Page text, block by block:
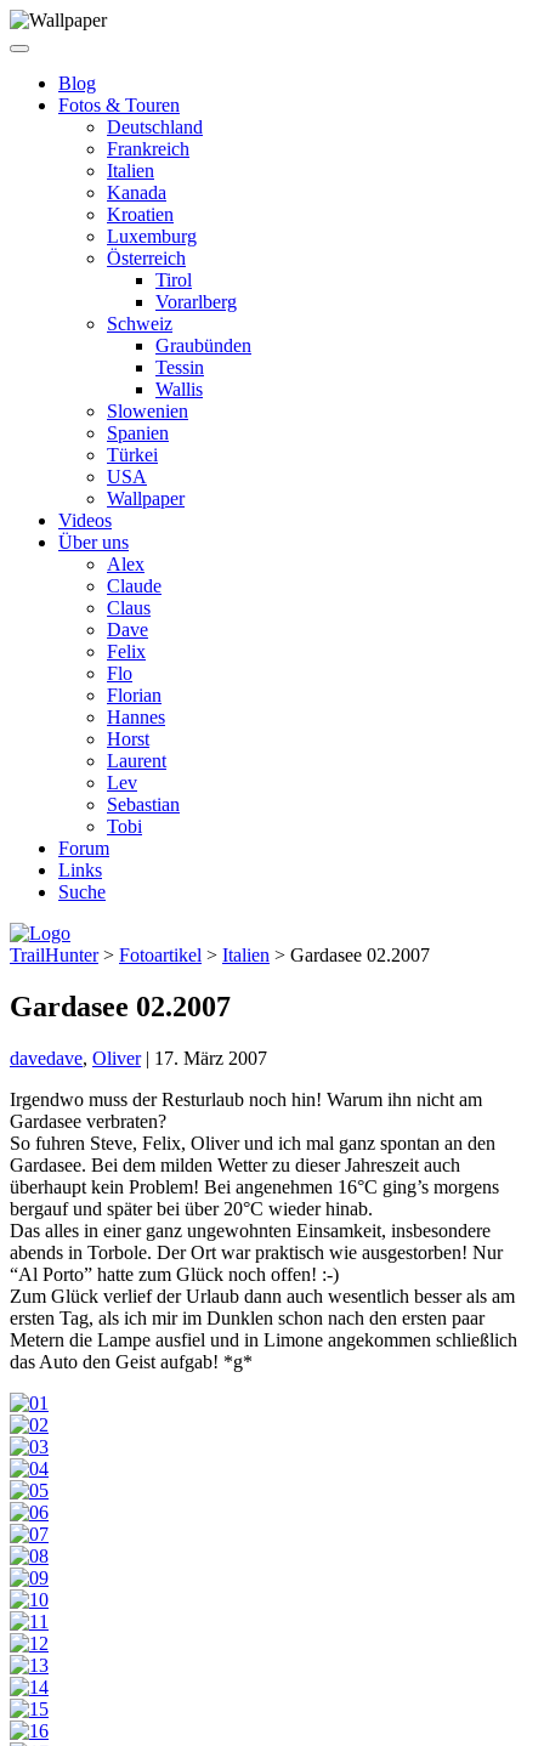
Blog
Fotos & Touren
Deutschland
Frankreich
Italien
Kanada
Kroatien
Luxemburg
Österreich
Tirol
Vorarlberg
Schweiz
Graubünden
Tessin
Wallis
Slowenien
Spanien
Türkei
USA
Wallpaper
Videos
Über uns
Alex
Claude
Claus
Dave
Felix
Flo
Florian
Hannes
Horst
Laurent
Lev
Sebastian
Tobi
Forum
Links
Suche
TrailHunter> Fotoartikel > Italien > Gardasee 02.2007
Gardasee 02.2007
davedave, Oliver| 17. März 2007
Irgendwo muss der Resturlaub noch hin! Warum ihn nicht am
Gardasee verbraten?
So fuhren Steve, Felix, Oliver und ich mal ganz spontan an den
Gardasee. Bei dem milden Wetter zu dieser Jahreszeit auch
überhaupt kein Problem! Bei angenehmen 16°C ging’s morgens
bergauf und später bei über 20°C wieder hinab.
Das alles in einer ganz ungewohnten Einsamkeit, insbesondere
abends in Torbole. Der Ort war praktisch wie ausgestorben! Nur
“Al Porto” hatte zum Glück noch offen! :-)
Zum Glück verlief der Urlaub dann auch wesentlich besser als am
ersten Tag, als ich mir im Dunklen schon nach den ersten paar
Metern die Lampe ausfiel und in Limone angekommen schließlich
das Auto den Geist aufgab! *g*